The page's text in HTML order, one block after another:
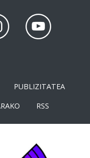
PUBLIZITATEA
RSS